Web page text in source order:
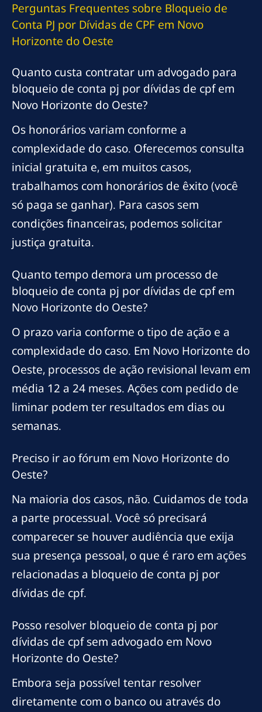
Perguntas Frequentes sobre Bloqueio de
Conta PJ por Dívidas de CPF em Novo
Horizonte do Oeste
Quanto custa contratar um advogado para
bloqueio de conta pj por dívidas de cpf em
Novo Horizonte do Oeste?
Os honorários variam conforme a
complexidade do caso. Oferecemos consulta
inicial gratuita e, em muitos casos,
trabalhamos com honorários de êxito (você
só paga se ganhar). Para casos sem
condições financeiras, podemos solicitar
justiça gratuita.
Quanto tempo demora um processo de
bloqueio de conta pj por dívidas de cpf em
Novo Horizonte do Oeste?
O prazo varia conforme o tipo de ação e a
complexidade do caso. Em Novo Horizonte do
Oeste, processos de ação revisional levam em
média 12 a 24 meses. Ações com pedido de
liminar podem ter resultados em dias ou
semanas.
Preciso ir ao fórum em Novo Horizonte do
Oeste?
Na maioria dos casos, não. Cuidamos de toda
a parte processual. Você só precisará
comparecer se houver audiência que exija
sua presença pessoal, o que é raro em ações
relacionadas a bloqueio de conta pj por
dívidas de cpf.
Posso resolver bloqueio de conta pj por
dívidas de cpf sem advogado em Novo
Horizonte do Oeste?
Embora seja possível tentar resolver
diretamente com o banco ou através do